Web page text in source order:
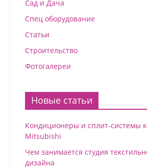
Сад и Дача
Спец оборудование
Статьи
Строительство
Фотогалереи
Новые статьи
Кондиционеры и сплит-системы
Mitsubishi
Чем занимается студия
дизайна